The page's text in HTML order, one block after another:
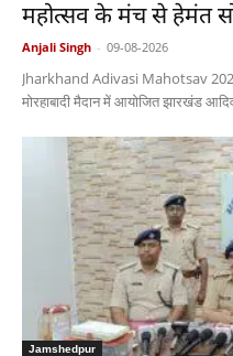
महोत्सव के मंच से हेमंत
Anjali Singh - 09-08-2026
Jharkhand Adivasi Mahotsav
मोरहाबादी मैदान में आयोजित झारखंड
Jamshedpur